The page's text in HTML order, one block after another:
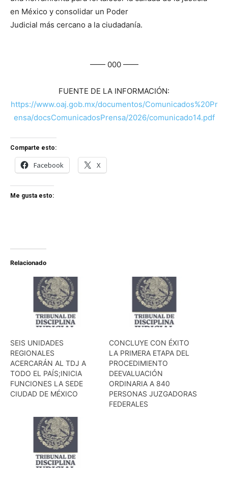
en México y consolidar un Poder
Judicial más cercano a la ciudadanía.
—— 000 ——
FUENTE DE LA INFORMACIÓN:
https://www.oaj.gob.mx/documentos/Comunicados%20Pr
ensa/docsComunicadosPrensa/2026/comunicado14.pdf
Comparte esto:
Facebook X
Me gusta esto:
Relacionado
SEIS UNIDADES
REGIONALES
ACERCARÁN AL TDJ A
TODO EL PAÍS;INICIA
FUNCIONES LA SEDE
CIUDAD DE MÉXICO
CONCLUYE CON ÉXITO
LA PRIMERA ETAPA DEL
PROCEDIMIENTO
DEEVALUACIÓN
ORDINARIA A 840
PERSONAS JUZGADORAS
FEDERALES